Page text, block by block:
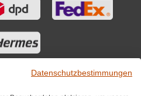
Datenschutzbestimmungen